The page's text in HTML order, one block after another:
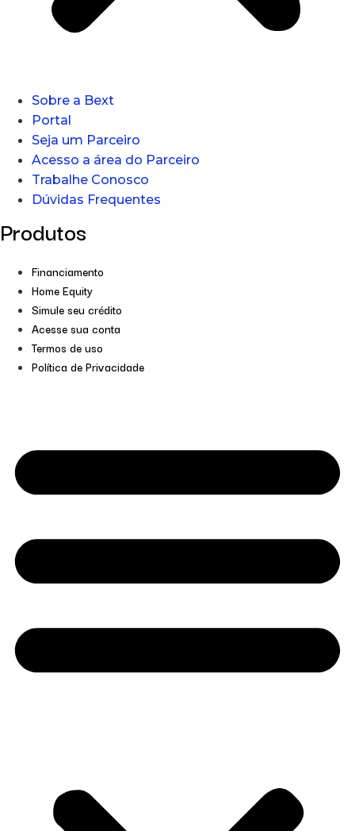
Sobre a Bext
Portal
Seja um Parceiro
Acesso a área do Parceiro
Trabalhe Conosco
Dúvidas Frequentes
Produtos
Financiamento
Home Equity
Simule seu crédito
Acesse sua conta
Termos de uso
Política de Privacidade